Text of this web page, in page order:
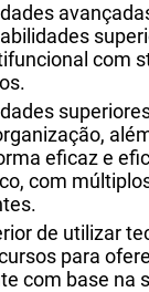
com
eficaz e
com
de utilizar
para
com base na